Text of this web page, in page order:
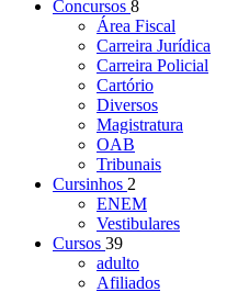
Concursos 8
Área Fiscal
Carreira Jurídica
Carreira Policial
Cartório
Diversos
Magistratura
OAB
Tribunais
Cursinhos 2
ENEM
Vestibulares
Cursos 39
adulto
Afiliados